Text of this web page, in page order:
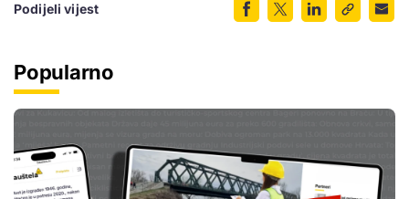
Podijeli vijest
Popularno